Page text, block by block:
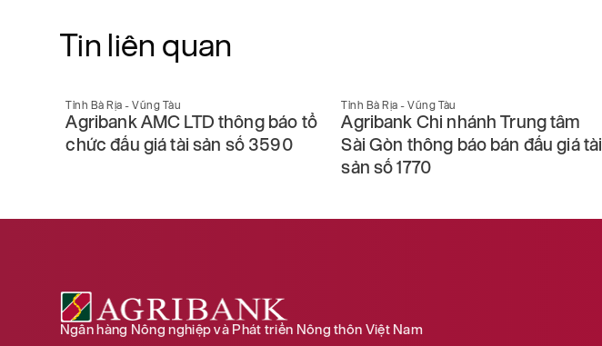
Tin liên quan
Tỉnh Bà Rịa - Vũng Tàu
Agribank AMC LTD thông báo tổ
chức đấu giá tài sản số 3590
Tỉnh Bà Rịa - Vũng Tàu
Agribank Chi nhánh Trung tâm
Sài Gòn thông báo bán đấu giá tài
sản số 1770
Ngân hàng Nông nghiệp và Phát triển Nông thôn Việt Nam